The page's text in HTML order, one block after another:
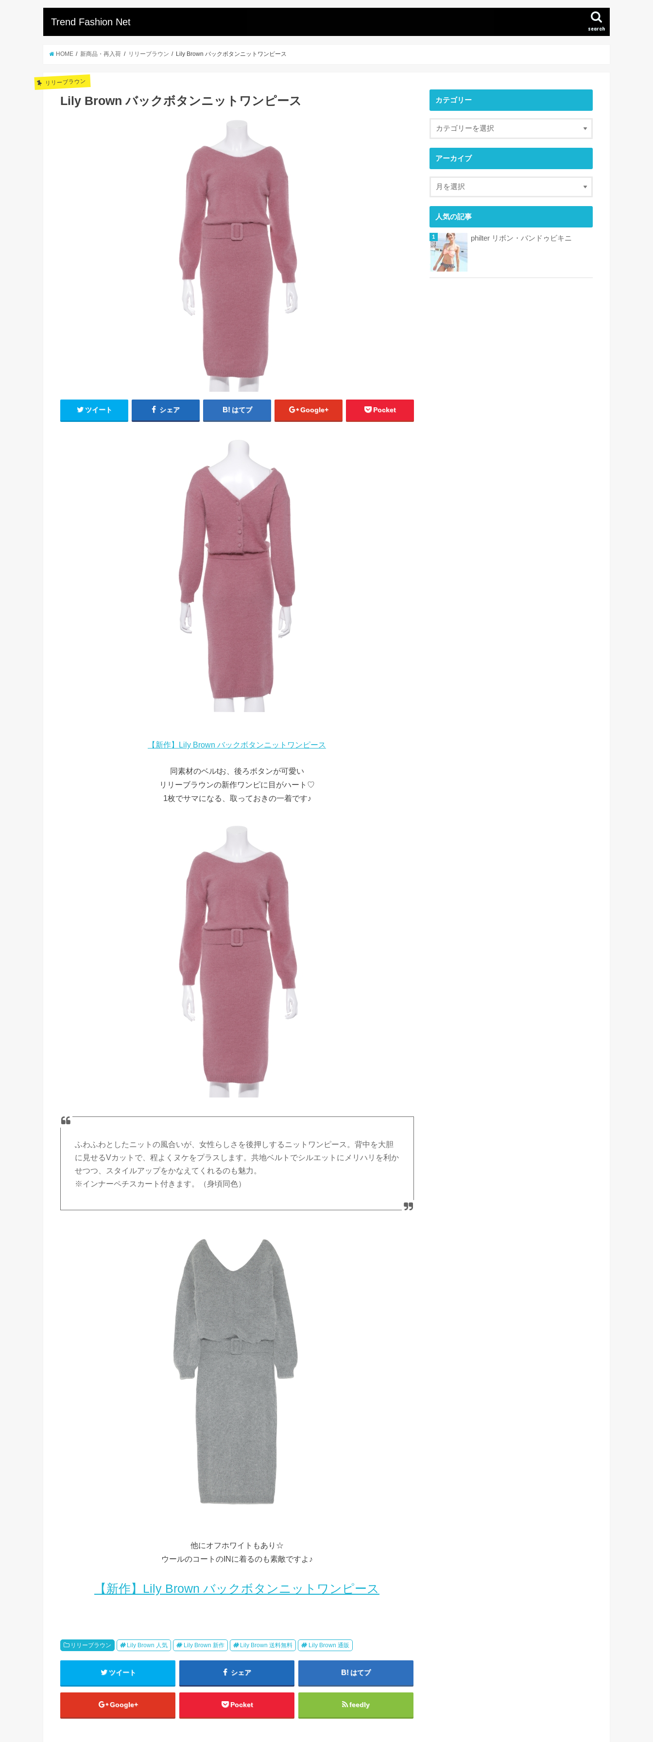
Trend Fashion Net
search
HOME 新商品・再入荷 リリーブラウン Lily Brown バックボタンニットワンピース
リリーブラウン
Lily Brown バックボタンニットワンピース
ツイート シェア はてブ Google+ Pocket
【新作】Lily Brown バックボタンニットワンピース
同素材のベルtお、後ろボタンが可愛い
リリーブラウンの新作ワンピに目がハート♡
1枚でサマになる、取っておきの一着です♪
ふわふわとしたニットの風合いが、女性らしさを後押しするニットワンピース。背中を大胆
に見せるVカットで、程よくヌケをプラスします。共地ベルトでシルエットにメリハリを利か
せつつ、スタイルアップをかなえてくれるのも魅力。
※インナーペチスカート付きます。（身頃同色）
他にオフホワイトもあり☆
ウールのコートのINに着るのも素敵ですよ♪
【新作】Lily Brown バックボタンニットワンピース
リリーブラウン Lily Brown 人気 Lily Brown 新作 Lily Brown 送料無料 Lily Brown 通販
ツイート シェア はてブ
Google+ Pocket feedly
カテゴリー
アーカイブ
人気の記事
philter リボン・バンドゥビキニ